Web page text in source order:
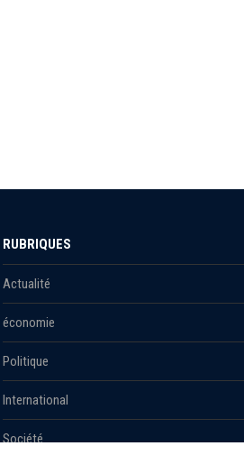
RUBRIQUES
Actualité
économie
Politique
International
Société